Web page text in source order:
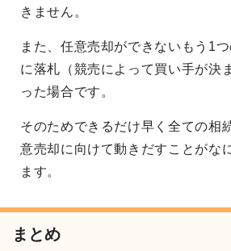
きません。
また、任意売却ができないもう1
に落札（競売によって買い手が決
った場合です。
そのためできるだけ早く全ての相
意売却に向けて動きだすことがな
ます。
まとめ